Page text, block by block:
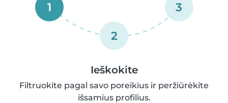
1
2
3
Ieškokite
Filtruokite pagal savo poreikius ir peržiūrėkite
išsamius profilius.